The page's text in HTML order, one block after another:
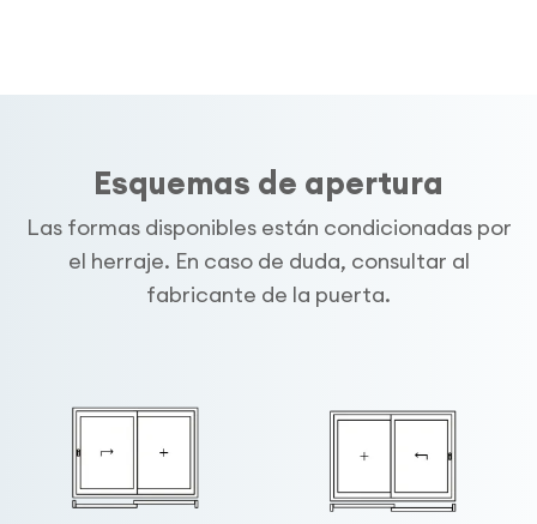
Esquemas de apertura
Las formas disponibles están condicionadas por
el herraje. En caso de duda, consultar al
fabricante de la puerta.